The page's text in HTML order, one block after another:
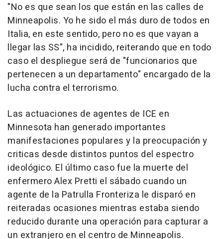
"No es que sean los que están en las calles de
Minneapolis. Yo he sido el más duro de todos en
Italia, en este sentido, pero no es que vayan a
llegar las SS", ha incidido, reiterando que en todo
caso el despliegue será de "funcionarios que
pertenecen a un departamento" encargado de la
lucha contra el terrorismo.
Las actuaciones de agentes de ICE en
Minnesota han generado importantes
manifestaciones populares y la preocupación y
criticas desde distintos puntos del espectro
ideológico. El último caso fue la muerte del
enfermero Alex Pretti el sábado cuando un
agente de la Patrulla Fronteriza le disparó en
reiteradas ocasiones mientras estaba siendo
reducido durante una operación para capturar a
un extranjero en el centro de Minneapolis.